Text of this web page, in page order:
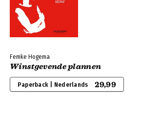
Femke Hogema
Winstgevende plannen
Paperback | Nederlands 29,99